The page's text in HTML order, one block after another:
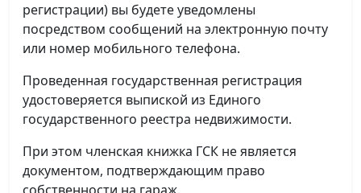
регистрации) вы будете уведомлены
посредством сообщений на электронную почту
или номер мобильного телефона.
Проведенная государственная регистрация
удостоверяется выпиской из Единого
государственного реестра недвижимости.
При этом членская книжка ГСК не является
документом, подтверждающим право